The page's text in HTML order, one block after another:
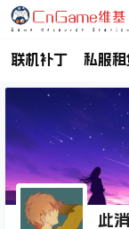
联机补丁 私服租
此